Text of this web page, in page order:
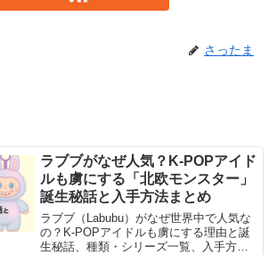
さったま
ラブブがなぜ人気？K-POPアイド
ルも虜にする「北欧モンスター」
誕生秘話と入手方法まとめ
ラブブ（Labubu）がなぜ世界中で人気な
の？K-POPアイドルも虜にする理由と誕
生秘話、種類・シリーズ一覧、入手方法